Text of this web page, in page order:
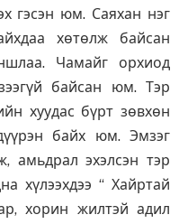
гэсэн юм. Саяхан нэг
хөтөлж байсан
Чамайг орхиод
байсан юм. Тэр
хуудас бүрт зөвхөн
байх юм. Эмзэг
амьдрал эхэлсэн тэр
хүлээхдээ “ Хайртай
хорин жилтэй адил